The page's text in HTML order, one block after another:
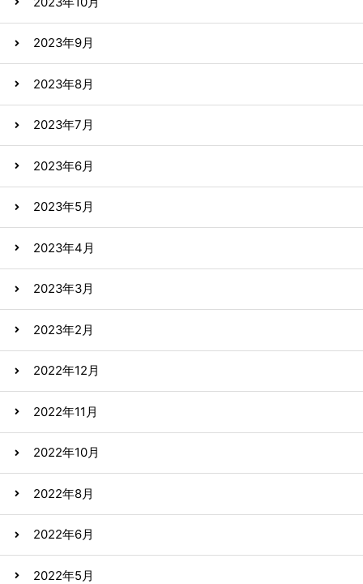
2023年9月
2023年8月
2023年7月
2023年6月
2023年5月
2023年4月
2023年3月
2023年2月
2022年12月
2022年11月
2022年10月
2022年8月
2022年6月
2022年5月